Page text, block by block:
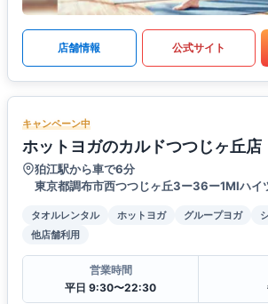
店舗情報 公式サイト
キャンペーン中
ホットヨガのカルドつつじヶ丘店
狛江駅から車で6分
東京都調布市西つつじヶ丘3ー36ー1MIハイ
タオルレンタル ホットヨガ グループヨガ
他店舗利用
営業時間
平日 9:30〜22:30